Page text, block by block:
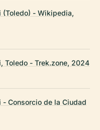
(Toledo) - Wikipedia,
Toledo - Trek.zone, 2024
- Consorcio de la Ciudad